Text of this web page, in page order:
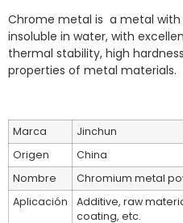
Chrome metal is a metal with
insoluble in water, with
thermal stability, high
properties of metal materials.
Marca
Jinchun
Origen
China
Nombre
Chromium metal
Aplicación
Additive, raw
coating, etc.